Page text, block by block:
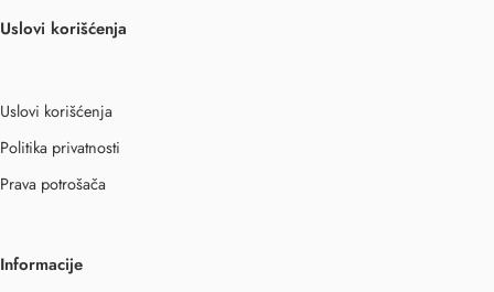
Uslovi korišćenja
Uslovi korišćenja
Politika privatnosti
Prava potrošača
Informacije